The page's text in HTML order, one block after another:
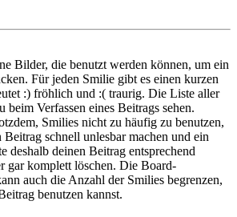
Bilder, die benutzt werden können, um ein
Für jeden Smilie gibt es einen kurzen
:) fröhlich und :( traurig. Die Liste aller
beim Verfassen eines Beitrags sehen.
Smilies nicht zu häufig zu benutzen,
Beitrag schnell unlesbar machen und ein
deshalb deinen Beitrag entsprechend
gar komplett löschen. Die Board-
auch die Anzahl der Smilies begrenzen,
benutzen kannst.